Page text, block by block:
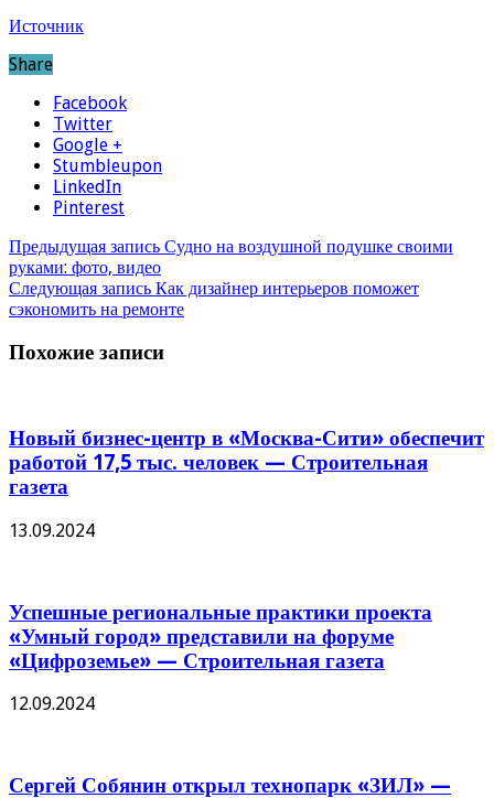
Источник
Share
Facebook
Twitter
Google +
Stumbleupon
LinkedIn
Pinterest
Предыдущая запись Судно на воздушной подушке своими
руками: фото, видео
Следующая запись Как дизайнер интерьеров поможет
сэкономить на ремонте
Похожие записи
Новый бизнес-центр в «Москва-Сити» обеспечит
работой 17,5 тыс. человек — Строительная
газета
13.09.2024
Успешные региональные практики проекта
«Умный город» представили на форуме
«Цифроземье» — Строительная газета
12.09.2024
Сергей Собянин открыл технопарк «ЗИЛ» —